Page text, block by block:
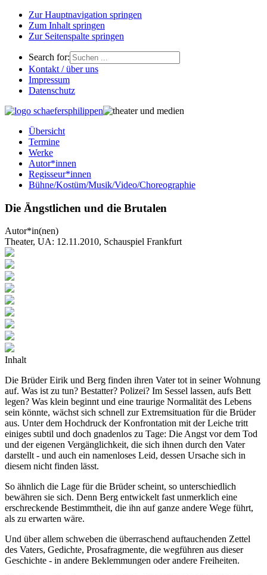
Zur Hauptnavigation springen
Zum Inhalt springen
Zur Seitenspalte springen
Search for:
Kontakt / über uns
Impressum
Datenschutz
Übersicht
Termine
Werke
Autor*innen
Regisseur*innen
Bühne/Kostüm/Musik/Video/Choreographie
Die Ängstlichen und die Brutalen
Autor*in(nen)
Theater, UA: 12.11.2010, Schauspiel Frankfurt
Inhalt
Die Brüder Eirik und Berg finden ihren Vater tot in seiner Wohnung
auf. Was ist zu tun? Bestatter? Polizei? Im Sessel lassen, aufs Bett
legen? Was klein beginnt und eine traurige Normalität des Lebens
sein könnte, wächst sich schnell zur Extremsituation für die Brüder
aus. Unter dem Hochdruck der Konfrontation mit der Leiche tritt
einiges subtil und doch gnadenlos zu Tage: Die Angst vor dem Tod
und der eigenen Vergänglichkeit, die sich ihnen durch den Vater
darstellt - und auch ein namenloses Leid, dessen Ursache sich in
diesem nicht finden lässt.
So ähnlich die Lage für die Brüder scheint, so unterschiedlich
bewähren sie sich. Denn Berg entwickelt fast unmerklich eine
erschreckende Bestimmtheit, die ihn auf ganze andere Wege führt,
als zu erwarten wäre.
Und über allem schweben die überraschend auftauchenden Zettel
des Vaters, Gedichte, Prosafragmente, die wegführen aus dieser
Geschichte - in andere Beklemmungen oder andere Freiheiten.